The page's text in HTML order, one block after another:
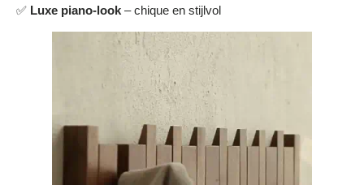
Bestelling herroepen
Ruilen en retourneren
Bestellingen & levering
Algemene voorwaarden
✅ Luxe piano-look – chique en stijlvol